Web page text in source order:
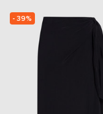
- 39%